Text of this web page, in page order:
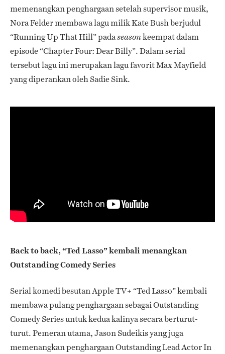
memenangkan penghargaan setelah supervisor musik,
Nora Felder membawa lagu milik Kate Bush berjudul
“Running Up That Hill” padaseasonkeempat dalam
episode “Chapter Four: Dear Billy”. Dalam serial
tersebut lagu ini merupakan lagu favorit Max Mayfield
yang diperankan oleh Sadie Sink.
Back to back, “Ted Lasso” kembali menangkan
Outstanding Comedy Series
Serial komedi besutan Apple TV+ “Ted Lasso”kembali
membawa pulang penghargaan sebagai Outstanding
Comedy Series untuk kedua kalinya secara berturut-
turut. Pemeran utama, Jason Sudeikis yang juga
memenangkan penghargaan Outstanding Lead Actor In